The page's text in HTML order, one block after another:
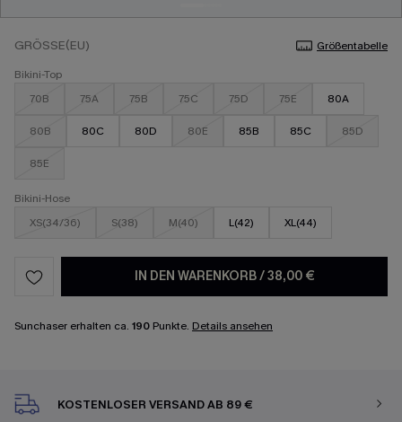
GRÖSSE(EU)
Größentabelle
Bikini-Top
70B
75A 75B 75C 75D 75E 80A
80B 80C 80D 80E 85B 85C 85D
85E
Bikini-Hose
XS(34/36)
S(38) M(40) L(42) XL(44)
IN DEN WARENKORB/38,00 €
Sunchaser erhalten ca. 190 Punkte. Details ansehen
KOSTENLOSER VERSAND AB 89 €